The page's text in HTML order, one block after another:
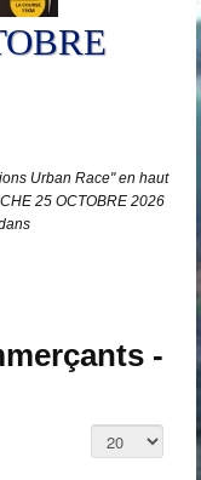
Urban Race" en haut
25 OCTOBRE 2026
-